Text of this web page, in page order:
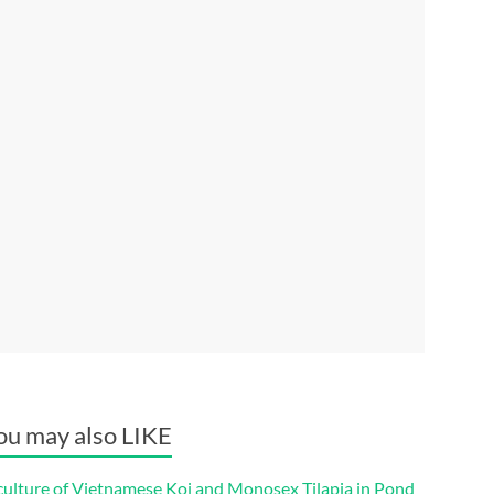
may also LIKE
of Vietnamese Koi and Monosex Tilapia in Pond